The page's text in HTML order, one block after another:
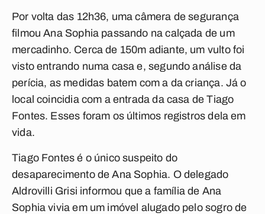
Por volta das 12h36, uma câmera de segurança
filmou Ana Sophia passando na calçada de um
mercadinho. Cerca de 150m adiante, um vulto foi
visto entrando numa casa e, segundo análise da
perícia, as medidas batem com a da criança. Já o
local coincidia com a entrada da casa de Tiago
Fontes. Esses foram os últimos registros dela em
vida.
Tiago Fontes é o único suspeito do
desaparecimento de Ana Sophia. O delegado
Aldrovilli Grisi informou que a família de Ana
Sophia vivia em um imóvel alugado pelo sogro de